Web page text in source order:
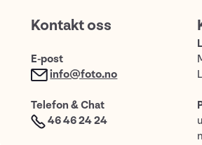
Kontakt oss
E-post
info@foto.no
Telefon & Chat
46 46 24 24